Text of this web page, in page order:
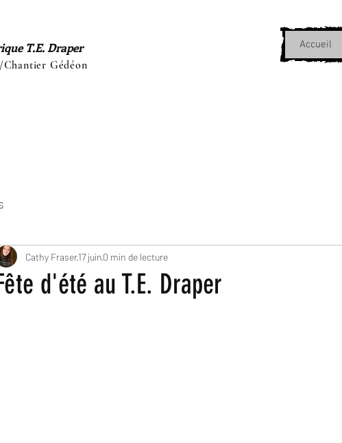
T.E. Draper
Gédéon
Accueil
d'été au T.E. Draper
Cathy Fraser17 juin0 min de lecture